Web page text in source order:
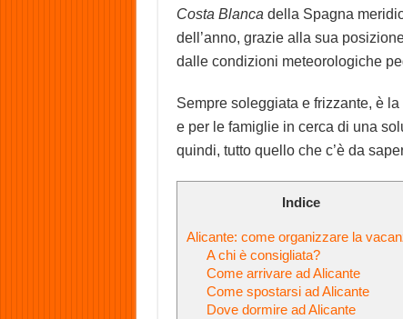
Costa Blanca della Spagna
dell’anno, grazie alla sua
dalle condizioni meteorologiche
Sempre soleggiata e frizzante, è
e per le famiglie in cerca di una
quindi, tutto quello che c’è da
Indice
Alicante: come organizzare la
A chi è consigliata?
Come arrivare ad Alicante
Come spostarsi ad Alicante
Dove dormire ad Alicante